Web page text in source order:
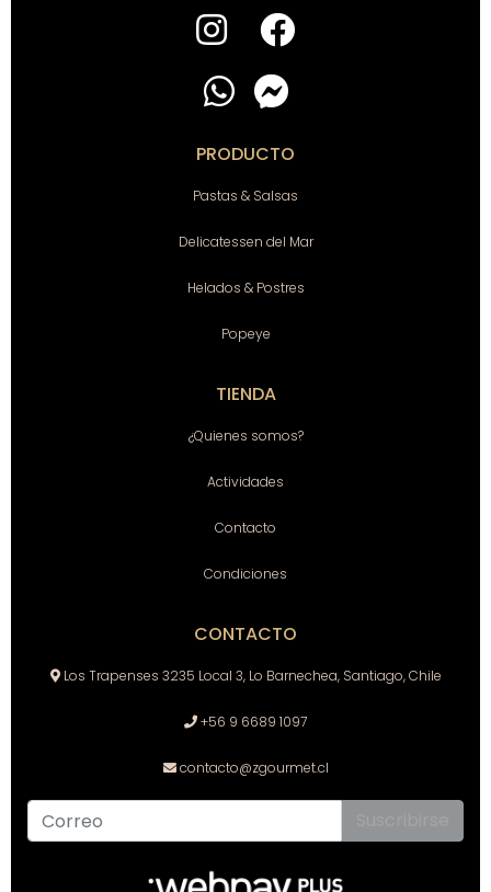
PRODUCTO
Pastas & Salsas
Delicatessen del Mar
Helados & Postres
Popeye
TIENDA
¿Quienes somos?
Actividades
Contacto
Condiciones
CONTACTO
Los Trapenses 3235 Local 3, Lo Barnechea, Santiago, Chile
+56 9 6689 1097
contacto@zgourmet.cl